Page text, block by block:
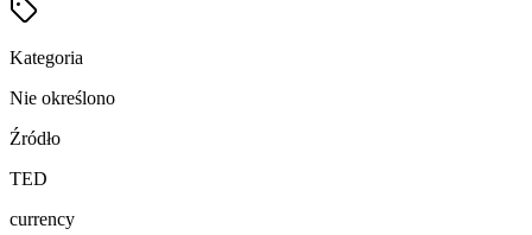
Kategoria
Nie określono
Źródło
TED
currency